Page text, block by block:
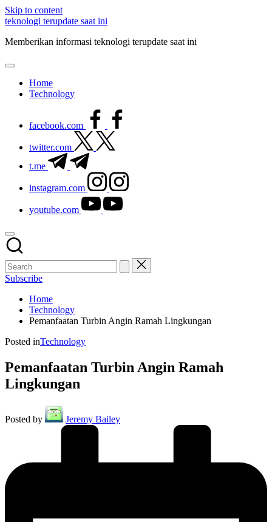
Skip to content
teknologi terupdate saat ini
Memberikan informasi teknologi terupdate saat ini
Home
Technology
facebook.com
twitter.com
t.me
instagram.com
youtube.com
Subscribe
Home
Technology
Pemanfaatan Turbin Angin Ramah Lingkungan
Posted inTechnology
Pemanfaatan Turbin Angin Ramah
Lingkungan
Posted by Jeremy Bailey